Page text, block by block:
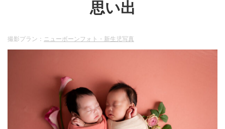
思い出
撮影プラン： ニューボーンフォト・新生児写真